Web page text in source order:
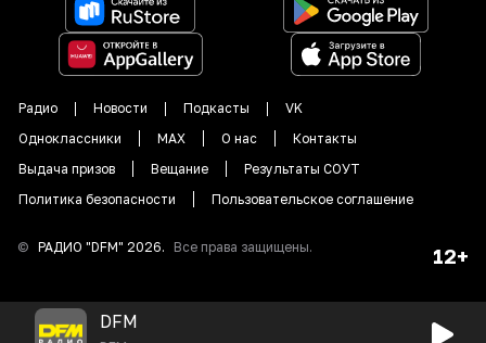
Радио Новости Подкасты
VK
Одноклассники
MAX О нас
Контакты
Выдача призов
Вещание
Результаты СОУТ
Политика безопасности
Пользовательское соглашение
© РАДИО "DFM" 2026. Все права защищены. 12+
DFM